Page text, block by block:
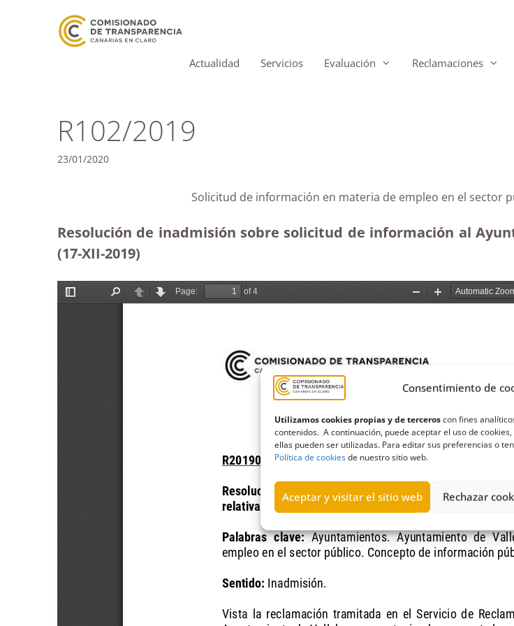
Consentimiento de
Utilizamos cookies propias y de terceroscon fines
contenidos. A continuación, puede aceptar el uso de
ellas pueden ser utilizadas. Para editar sus preferencias o
Política de cookiesde nuestro sitio web.
Aceptar y visitar el sitio web Rechazar
Actualidad Servicios Evaluación Reclamaciones
R102/2019
23/01/2020
Solicitud de información en materia de empleo en el
Resolución de inadmisión sobre solicitud de información al
(17-XII-2019)